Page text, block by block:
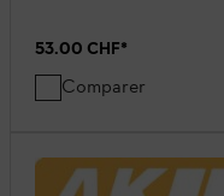
53.00 CHF*
Comparer